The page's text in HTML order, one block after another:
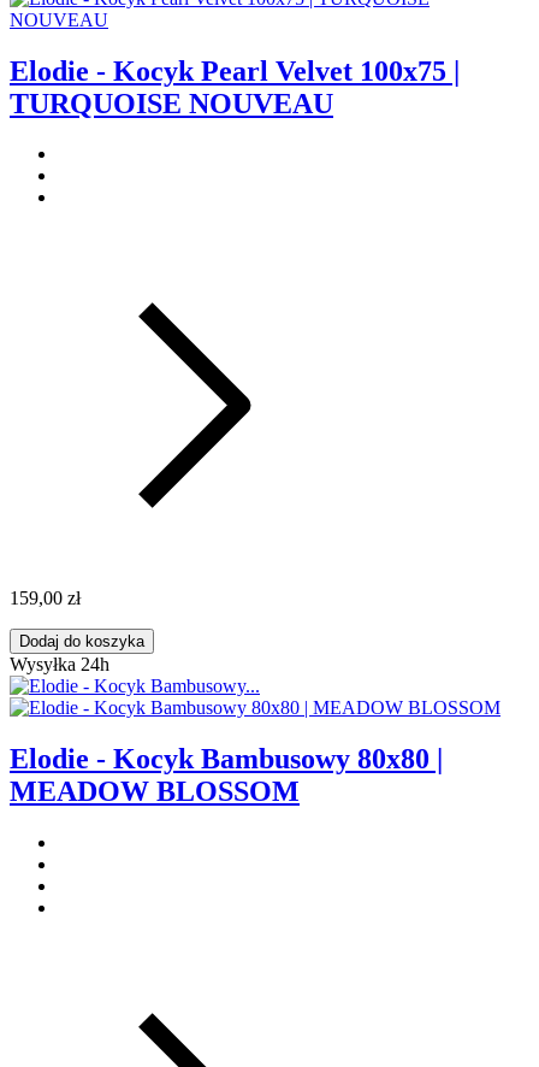
Elodie - Kocyk Pearl Velvet 100x75 |
TURQUOISE NOUVEAU
159,00 zł
Dodaj do koszyka
Wysyłka 24h
Elodie - Kocyk Bambusowy 80x80 |
MEADOW BLOSSOM